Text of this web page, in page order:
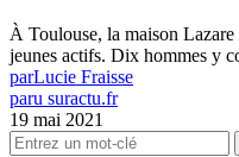
À Toulouse, la maison Lazare
jeunes actifs. Dix hommes y
parLucie Fraisse
paru suractu.fr
19 mai 2021